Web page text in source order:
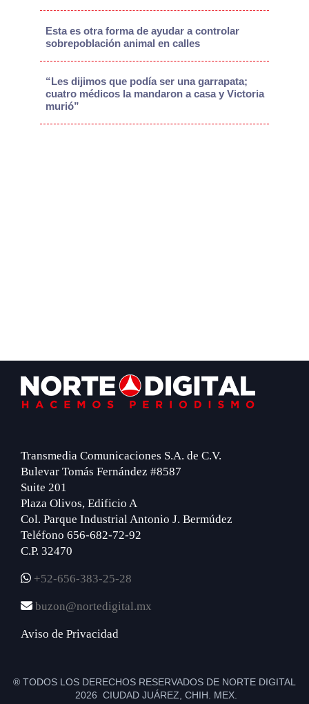
Esta es otra forma de ayudar a controlar
sobrepoblación animal en calles
“Les dijimos que podía ser una garrapata;
cuatro médicos la mandaron a casa y Victoria
murió”
Footer
Transmedia Comunicaciones S.A. de C.V.
Bulevar Tomás Fernández #8587
Suite 201
Plaza Olivos, Edificio A
Col. Parque Industrial Antonio J. Bermúdez
Teléfono 656-682-72-92
C.P. 32470
+52-656-383-25-28
buzon@nortedigital.mx
Aviso de Privacidad
® TODOS LOS DERECHOS RESERVADOS DE NORTE DIGITAL
2026 CIUDAD JUÁREZ, CHIH. MEX.